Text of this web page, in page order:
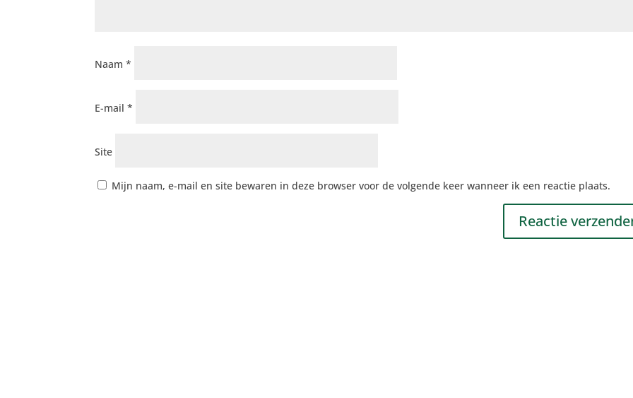
Naam*
E-mail*
Site
Mijn naam, e-mail en site bewaren in deze browser voor de volgende keer wanneer ik een reactie plaats.